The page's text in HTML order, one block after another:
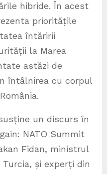
hibride. În acest
prioritățile
întăririi
la Marea
astăzi de
întâlnirea cu corpul
un discurs în
NATO Summit
Fidan, ministrul
și experți din